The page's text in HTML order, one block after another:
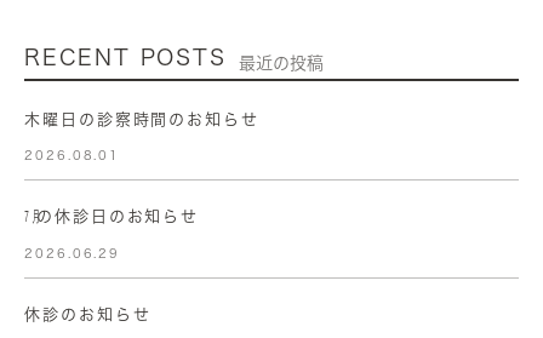
RECENT POSTS 最近の投稿
木曜日の診察時間のお知らせ
2026.08.01
㋆の休診日のお知らせ
2026.06.29
休診のお知らせ